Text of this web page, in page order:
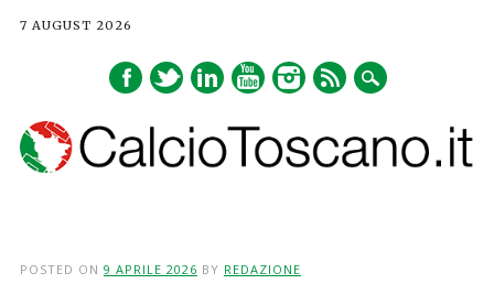
7 AUGUST 2026
POSTED ON 9 APRILE 2026 BY REDAZIONE